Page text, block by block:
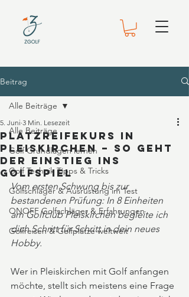
Beitrag
Alle Beiträge
Golf Grundlagen lernen
Golf Technik Tipps & Tricks
Golfschläger & Ausrüstung im Test
ONOFF Golfschläger & Erfahrungen
Golfreisen & Golfplätze weltweit
Alle Beiträge
Platzreifekurs in
Pleiskirchen – so geht
der Einstieg ins
Golfspiel
5. Juni 3 Min. Lesezeit
Vom ersten Schwung bis zur
bestandenen Prüfung: In 8 Einheiten
am Golfclub Pleiskirchen begleite ich
dich Schritt für Schritt in dein neues
Hobby.
Wer in Pleiskirchen mit Golf anfangen
möchte, stellt sich meistens eine Frage